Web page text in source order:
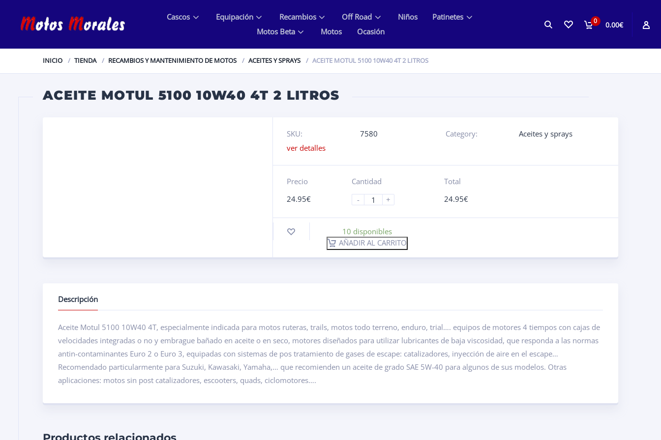
0 0.00€
Cascos Equipación Recambios Off Road Niños
Patinetes
Motos Beta
Motos Ocasión
INICIO TIENDA RECAMBIOS Y MANTENIMIENTO DE MOTOS ACEITES Y SPRAYS ACEITE MOTUL 5100 10W40 4T 2 LITROS
ACEITE MOTUL 5100 10W40 4T 2 LITROS
SKU: 7580 Category:
Aceites y sprays
ver detalles
Precio
24.95€
Cantidad
-
+
Total
24.95€
10 disponibles
AÑADIR AL CARRITO
Descripción
Aceite Motul 5100 10W40 4T, especialmente indicada para motos ruteras, trails, motos todo terreno, enduro, trial…. equipos de motores 4 tiempos con cajas de
velocidades integradas o no y embrague bañado en aceite o en seco, motores diseñados para utilizar lubricantes de baja viscosidad, que responda a las normas
antin-contaminantes Euro 2 o Euro 3, equipadas con sistemas de pos tratamiento de gases de escape: catalizadores, inyección de aire en el escape…
Recomendado particularmente para Suzuki, Kawasaki, Yamaha,… que recomienden un aceite de grado SAE 5W-40 para algunos de sus modelos. Otras
aplicaciones: motos sin post catalizadores, escooters, quads, ciclomotores….